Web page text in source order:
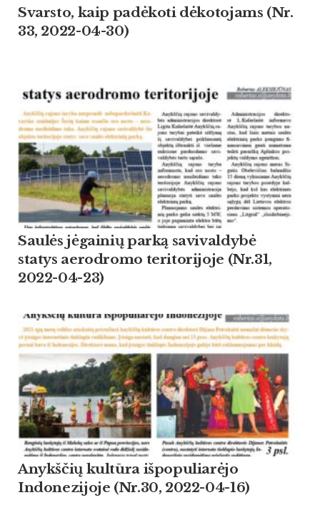
Svarsto, kaip padėkoti dėkotojams (Nr.
33, 2022-04-30)
Saulės jėgainių parką savivaldybė
statys aerodromo teritorijoje (Nr.31,
2022-04-23)
Anykščių kultūra išpopuliarėjo
Indonezijoje (Nr.30, 2022-04-16)